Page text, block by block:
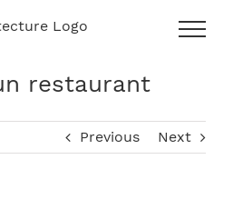
restaurant
Previous Next